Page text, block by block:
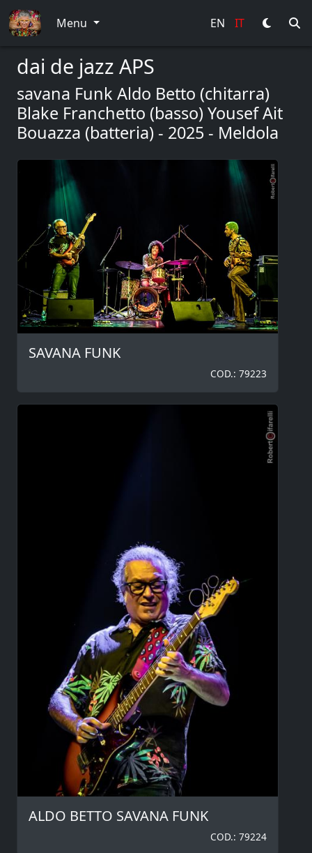
Menu EN IT
dai de jazz APS
savana Funk Aldo Betto (chitarra)
Blake Franchetto (basso) Yousef Ait
Bouazza (batteria) - 2025 - Meldola
SAVANA FUNK
COD.: 79223
ALDO BETTO SAVANA FUNK
COD.: 79224